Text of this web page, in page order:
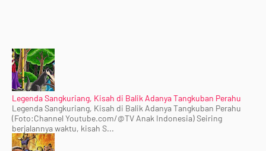
Legenda Sangkuriang, Kisah di Balik Adanya Tangkuban Perahu
Legenda Sangkuriang, Kisah di Balik Adanya Tangkuban Perahu
(Foto:Channel Youtube.com/@TV Anak Indonesia) Seiring
berjalannya waktu, kisah S...